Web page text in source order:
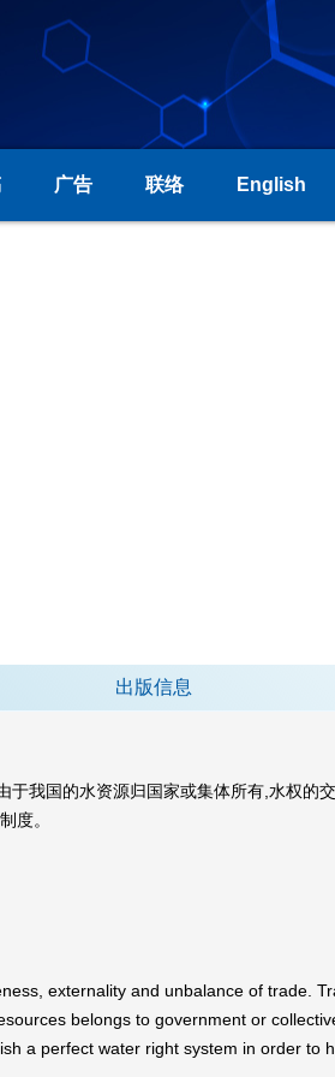
广告 联络 English
出版信息
我国的水资源归国家或集体所有,水权的
度。
externality and unbalance of trade.
belongs to government or
a perfect water right system in order to